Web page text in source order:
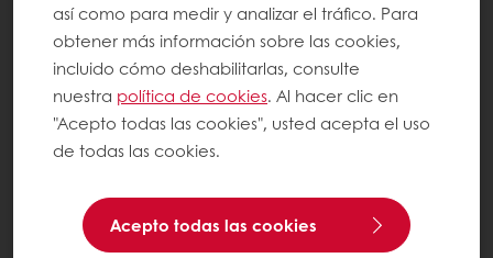
así como para medir y analizar el tráfico. Para
obtener más información sobre las cookies,
incluido cómo deshabilitarlas, consulte
nuestra política de cookies. Al hacer clic en
"Acepto todas las cookies", usted acepta el uso
de todas las cookies.
Acepto todas las cookies